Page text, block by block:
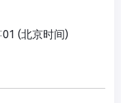
(北京时间)